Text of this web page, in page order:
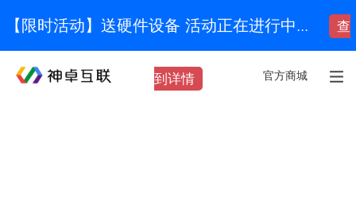
【限时活动】送硬件设备 活动正在进行中... 查
到详情 官方商城